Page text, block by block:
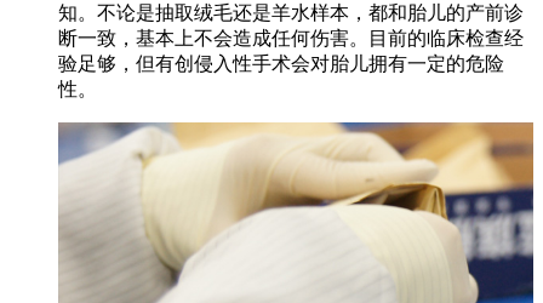
知。不论是抽取绒毛还是羊水样本，都和胎儿的产前诊
断一致，基本上不会造成任何伤害。目前的临床检查经
验足够，但有创侵入性手术会对胎儿拥有一定的危险
性。